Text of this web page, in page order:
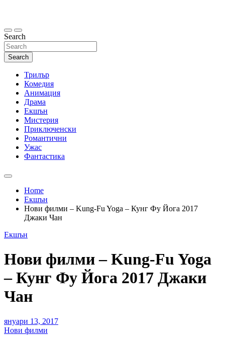
Search
Search
Трилър
Комедия
Анимация
Драма
Екшън
Мистерия
Приключенски
Романтични
Ужас
Фантастика
Home
Екшън
Нови филми – Kung-Fu Yoga – Кунг Фу Йога 2017
Джаки Чан
Екшън
Нови филми – Kung-Fu Yoga
– Кунг Фу Йога 2017 Джаки
Чан
януари 13, 2017
Нови филми